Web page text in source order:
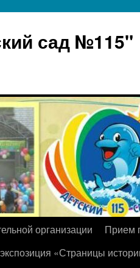
сад №115"
организации
Прием
«Страницы